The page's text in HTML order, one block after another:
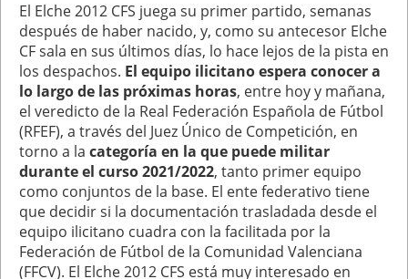
El Elche 2012 CFS juega su primer partido, semanas
después de haber nacido, y, como su antecesor Elche
CF sala en sus últimos días, lo hace lejos de la pista en
los despachos. El equipo ilicitano espera conocer a
lo largo de las próximas horas, entre hoy y mañana,
el veredicto de la Real Federación Española de Fútbol
(RFEF), a través del Juez Único de Competición, en
torno a la categoría en la que puede militar
durante el curso 2021/2022, tanto primer equipo
como conjuntos de la base. El ente federativo tiene
que decidir si la documentación trasladada desde el
equipo ilicitano cuadra con la facilitada por la
Federación de Fútbol de la Comunidad Valenciana
(FFCV). El Elche 2012 CFS está muy interesado en